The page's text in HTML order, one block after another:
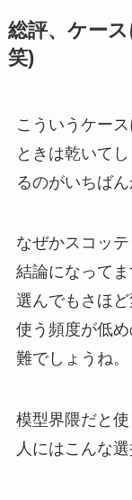
総評、ケー
笑)
こういうケー
ときは乾いて
るのがいちば
なぜかスコッ
結論になって
選んでもさほど
使う頻度が低
難でしょうね。
模型界隈だと
人にはこんな